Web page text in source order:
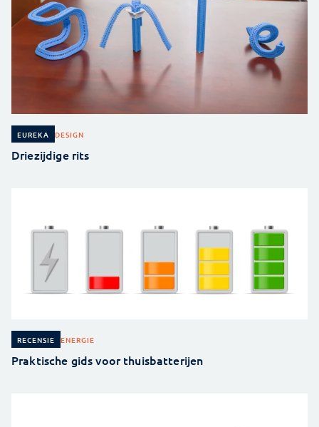
EUREKA DESIGN
Driezijdige rits
RECENSIE ENERGIE
Praktische gids voor thuisbatterijen